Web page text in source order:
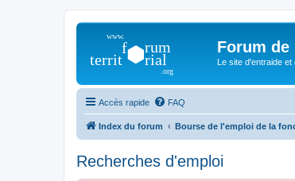
Forum
Le site d'entraide
Accès rapide FAQ
Index du forum Bourse de l'emploi de la
Recherches d'emploi